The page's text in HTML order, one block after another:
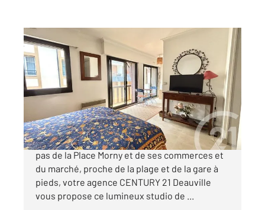
DEAUVILLE 14
24,40 m2
, 1 pièce
Ref : 5557
Appartement F1 à vendre
173 500 €
Idéalement situé, en hyper centre, à quelques
pas de la Place Morny et de ses commerces et
du marché, proche de la plage et de la gare à
pieds, votre agence CENTURY 21 Deauville
vous propose ce lumineux studio de ...